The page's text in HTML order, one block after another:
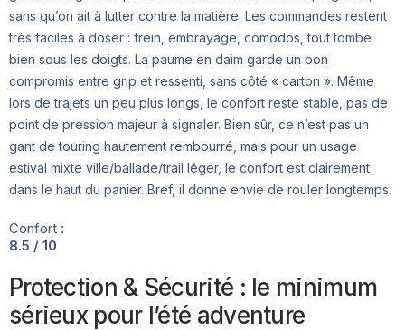
sans qu’on ait à lutter contre la matière. Les commandes restent
très faciles à doser : frein, embrayage, comodos, tout tombe
bien sous les doigts. La paume en daim garde un bon
compromis entre grip et ressenti, sans côté « carton ». Même
lors de trajets un peu plus longs, le confort reste stable, pas de
point de pression majeur à signaler. Bien sûr, ce n’est pas un
gant de touring hautement rembourré, mais pour un usage
estival mixte ville/ballade/trail léger, le confort est clairement
dans le haut du panier. Bref, il donne envie de rouler longtemps.
Confort :
8.5 / 10
Protection & Sécurité : le minimum
sérieux pour l’été adventure